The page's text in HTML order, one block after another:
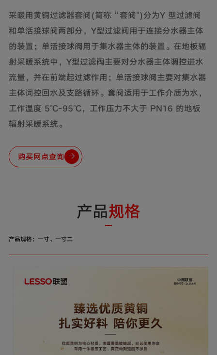
采暖用黄铜过滤器套阀(简称“套阀")分为Y 型过滤阀
和单活接球阀两部分，Y型过滤阀用于连接分水器主体
的装置；单活接球阀用于集水器主体的装置。在地板辐
射采暖系统中，Y型过滤阀主要对分水器主体调控进水
流量，并在前端起过滤作用；单活接球阀主要对集水器
主体词控回水及支路循环。套阀适用于工作介质为水，
工作温度 5℃-95℃，工作压力不大于 PN16 的地板
辐射采暖系统。
购买网点查询
产品规格
产品规格：一寸、一寸二